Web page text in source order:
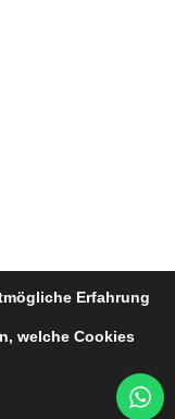
Erfahrung
welche Cookies